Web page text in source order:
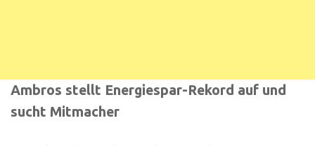
Ambros stellt Energiespar-Rekord auf und
sucht Mitmacher